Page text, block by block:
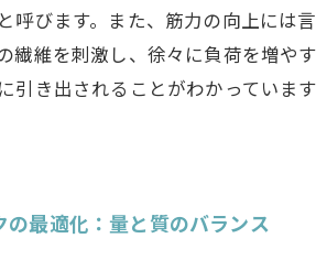
呼びます。また、筋力の向上には
繊維を刺激し、徐々に負荷を増
引き出されることがわかってい
の最適化：量と質のバランス